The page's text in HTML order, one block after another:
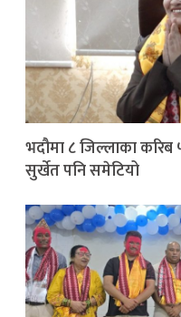
भदौमा ८ जिल्लाका करिब
सुर्खेत पनि समेटियो